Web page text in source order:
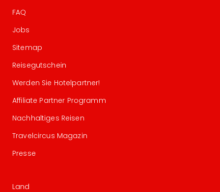
FAQ
Jobs
Sitemap
Reisegutschein
Werden Sie Hotelpartner!
Affiliate Partner Programm
Nachhaltiges Reisen
Travelcircus Magazin
Presse
Land